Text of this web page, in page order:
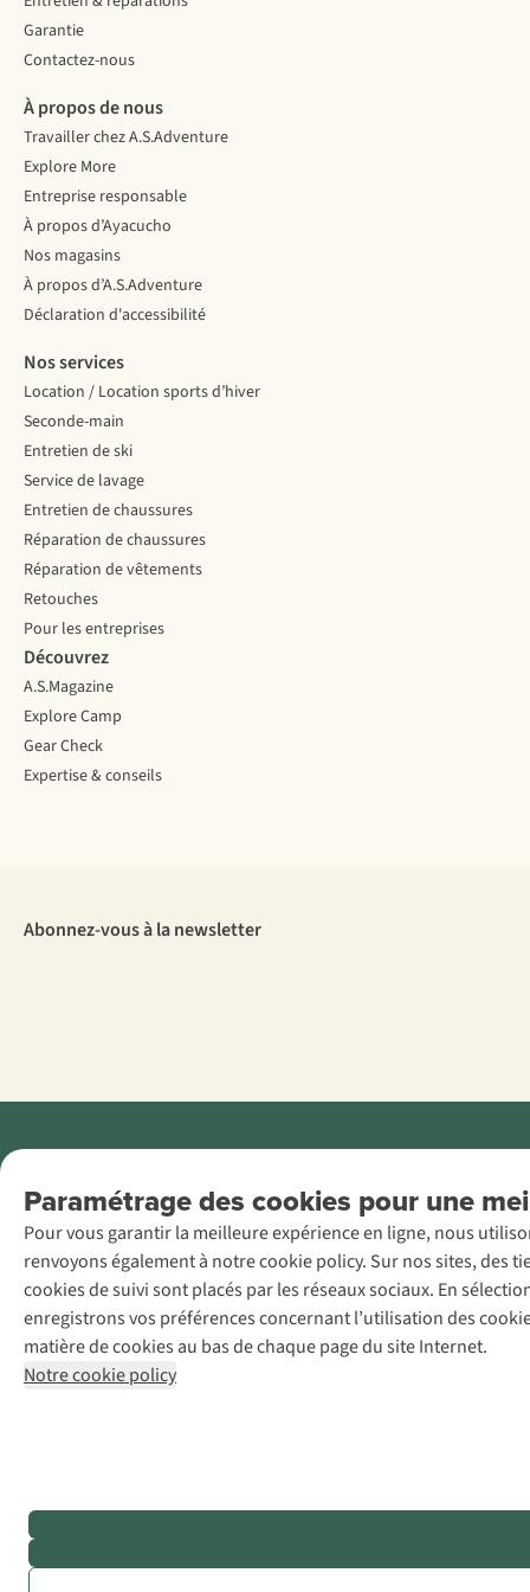
Paramétrage des cookies pour une
Pour vous garantir la meilleure expérience en ligne, nous
renvoyons également à notre cookie policy. Sur nos sites, des
cookies de suivi sont placés par les réseaux sociaux. En
enregistrons vos préférences concernant l’utilisation des
matière de cookies au bas de chaque page du site Internet.
Notre cookie policy
Garantie
Contactez-nous
À propos de nous
Travailler chez A.S.Adventure
Explore More
Entreprise responsable
À propos d’Ayacucho
Nos magasins
À propos d’A.S.Adventure
Déclaration d'accessibilité
Nos services
Location / Location sports d’hiver
Seconde-main
Entretien de ski
Service de lavage
Entretien de chaussures
Réparation de chaussures
Réparation de vêtements
Retouches
Pour les entreprises
Découvrez
A.S.Magazine
Explore Camp
Gear Check
Expertise & conseils
Abonnez-vous à la newsletter
AS Adventure
France SAS,
Rue du Vieux
Faubourg 14, F-
59000 Lille
+32 (0)3 828
30 15